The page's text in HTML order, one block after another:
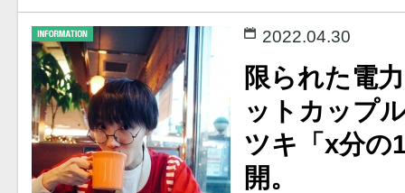
2022.04.30
限られた電
ットカップ
ツキ「x分の
開。